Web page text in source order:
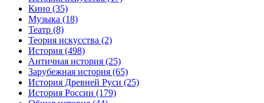
Кино (35)
Музыка (18)
Театр (8)
Теория искусства (2)
История (498)
Античная история (25)
Зарубежная история (65)
История Древней Руси (25)
История России (179)